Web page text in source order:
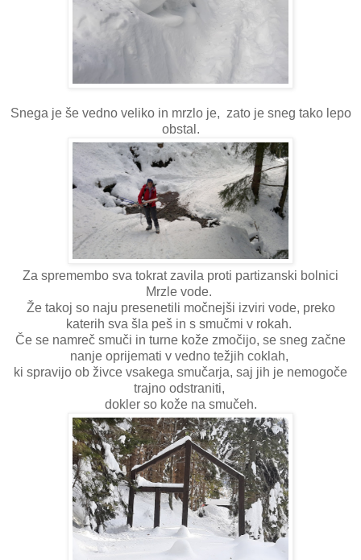
Snega je še vedno veliko in mrzlo je, zato je sneg tako lepo
obstal.
Za spremembo sva tokrat zavila proti partizanski bolnici
Mrzle vode.
Že takoj so naju presenetili močnejši izviri vode, preko
katerih sva šla peš in s smučmi v rokah.
Če se namreč smuči in turne kože zmočijo, se sneg začne
nanje oprijemati v vedno težjih coklah,
ki spravijo ob živce vsakega smučarja, saj jih je nemogoče
trajno odstraniti,
dokler so kože na smučeh.